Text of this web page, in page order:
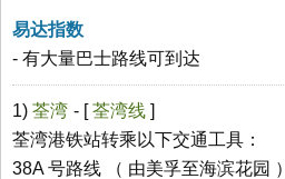
易达指数
- 有大量巴士路线可到达
1) 荃湾 - [荃湾线 ]
荃湾港铁站转乘以下交通工具：
38A 号路线 （ 由美孚至海滨花园 ）